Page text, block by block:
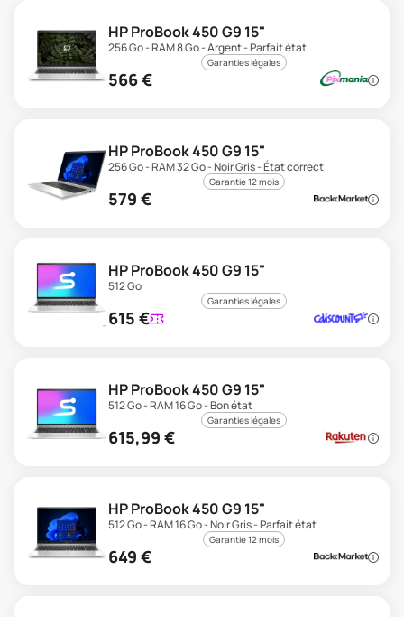
HP ProBook 450 G9 15"
256 Go - RAM 8 Go - Argent - Parfait état
Garanties légales
566€
HP ProBook 450 G9 15"
256 Go - RAM 32 Go - Noir Gris - État correct
Garantie 12 mois
579 €
HP ProBook 450 G9 15"
512 Go
Garanties légales
615 €
HP ProBook 450 G9 15"
512 Go - RAM 16 Go - Bon état
Garanties légales
615,99 €
HP ProBook 450 G9 15"
512 Go - RAM 16 Go - Noir Gris - Parfait état
Garantie 12 mois
649 €